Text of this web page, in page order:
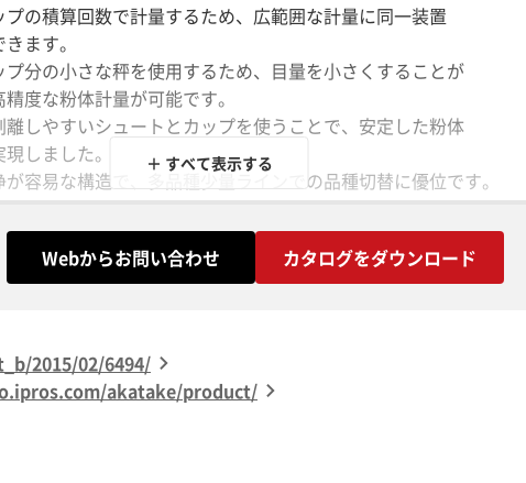
プの積算回数で計量するため、広範囲な計量に同一装置
ます。
プ分の小さな秤を使用するため、目量を小さくすることが
度な粉体計量が可能です。
離しやすいシュートとカップを使うことで、安定した粉体
しました。
が容易な構造で、多品種少量ラインでの品種切替に優位です。
V電源とエアーのみで作動し、必要な時・必要な場所で
す。
＋ すべて表示する
Webからお問い合わせ カタログをダウンロード
2015/02/6494/
akatake/product/